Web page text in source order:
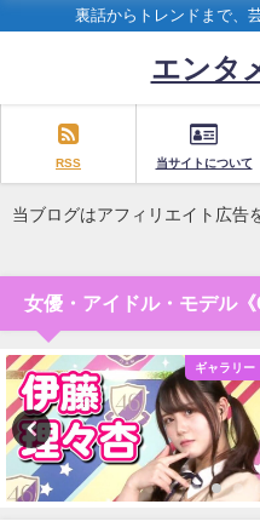
裏話からトレンドまで、
エンタ
RSS 当サイトについて
当ブログはアフィリエイト広告
女優・アイドル・モデル《
ギャラリー